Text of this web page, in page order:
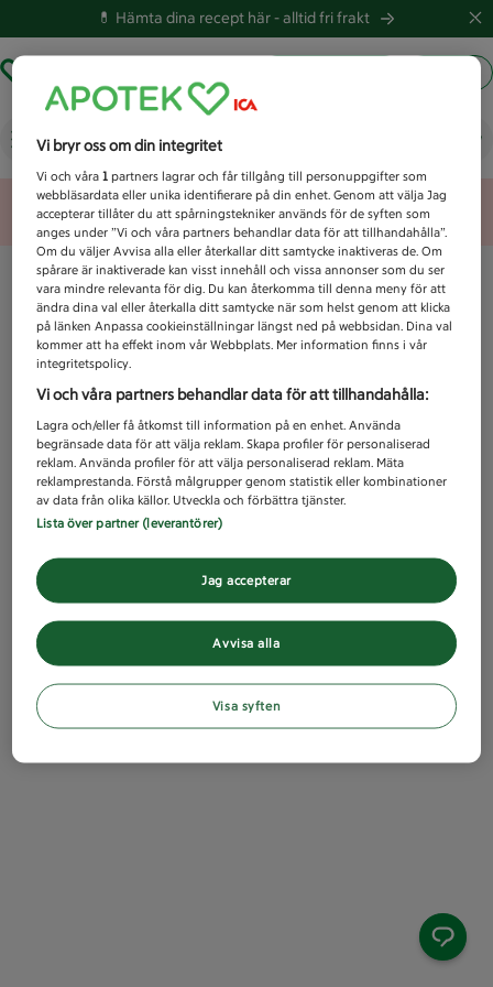
💊 Hämta dina recept här -alltid fri frakt
Vad letar du efter idag?
Unknown error
Vi bryr oss om din integritet
Vi och våra1 partners lagrar och får tillgång till personuppgifter som
webbläsardata eller unika identifierare på din enhet. Genom att välja Jag
accepterar tillåter du att spårningstekniker används för de syften som
anges under ”Vi och våra partners behandlar data för att tillhandahålla”.
Om du väljer Avvisa alla eller återkallar ditt samtycke inaktiveras de. Om
spårare är inaktiverade kan visst innehåll och vissa annonser som du ser
vara mindre relevanta för dig. Du kan återkomma till denna meny för att
ändra dina val eller återkalla ditt samtycke när som helst genom att klicka
på länken Anpassa cookieinställningar längst ned på webbsidan. Dina val
kommer att ha effekt inom vår Webbplats. Mer information finns i vår
integritetspolicy.
Vi och våra partners behandlar data för att tillhandahålla:
Lagra och/eller få åtkomst till information på en enhet. Använda
begränsade data för att välja reklam. Skapa profiler för personaliserad
reklam. Använda profiler för att välja personaliserad reklam. Mäta
reklamprestanda. Förstå målgrupper genom statistik eller kombinationer
av data från olika källor. Utveckla och förbättra tjänster.
Lista över partner (leverantörer)
Avvisa alla
Jag accepterar
Visa syften